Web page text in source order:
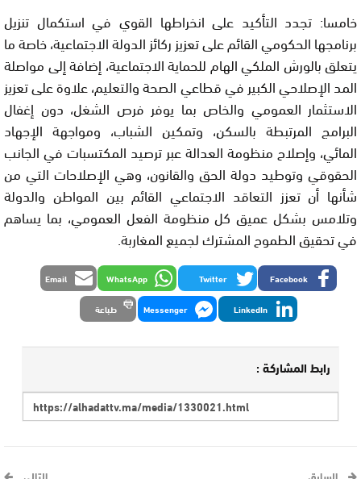
خامسا: تجدد التأكيد على انخراطها القوي في استكمال تنزيل
برنامجها الحكومي القائم على تعزيز ركائز الدولة الاجتماعية، خاصة ما
يتعلق بالورش الملكي الهام للحماية الاجتماعية، إضافة إلى مواصلة
المد الإصلاحي الكبير في قطاعي الصحة والتعليم، علاوة على تعزيز
الاستثمار العمومي والخاص بما يوفر فرص الشغل، دون إغفال
البرامج المرتبطة بالسكن، وتمكين الشباب، ومواجهة الإجهاد
المائي، وإصلاح منظومة العدالة عبر ترصيد المكتسبات في الجانب
الحقوقي وتوطيد دولة الحق والقانون، وهي الإصلاحات التي من
شأنها أن تعزز التعاقد الاجتماعي القائم بين المواطن والدولة
وتلامس بشكل عميق كل منظومة الفعل العمومي، بما يساهم
في تحقيق الطموح المشترك لجميع المغاربة.
Facebook
Twitter
WhatsApp
Email
LinkedIn
Messenger طباعة
رابط المشاركة :